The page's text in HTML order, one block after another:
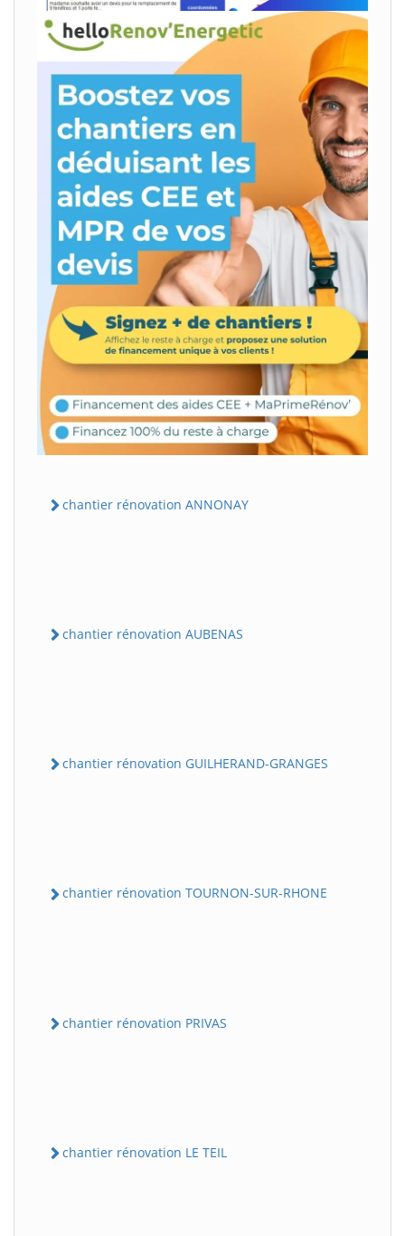
chantier rénovation ANNONAY
chantier rénovation AUBENAS
chantier rénovation GUILHERAND-GRANGES
chantier rénovation TOURNON-SUR-RHONE
chantier rénovation PRIVAS
chantier rénovation LE TEIL